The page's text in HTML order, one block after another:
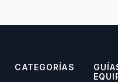
CATEGORÍAS